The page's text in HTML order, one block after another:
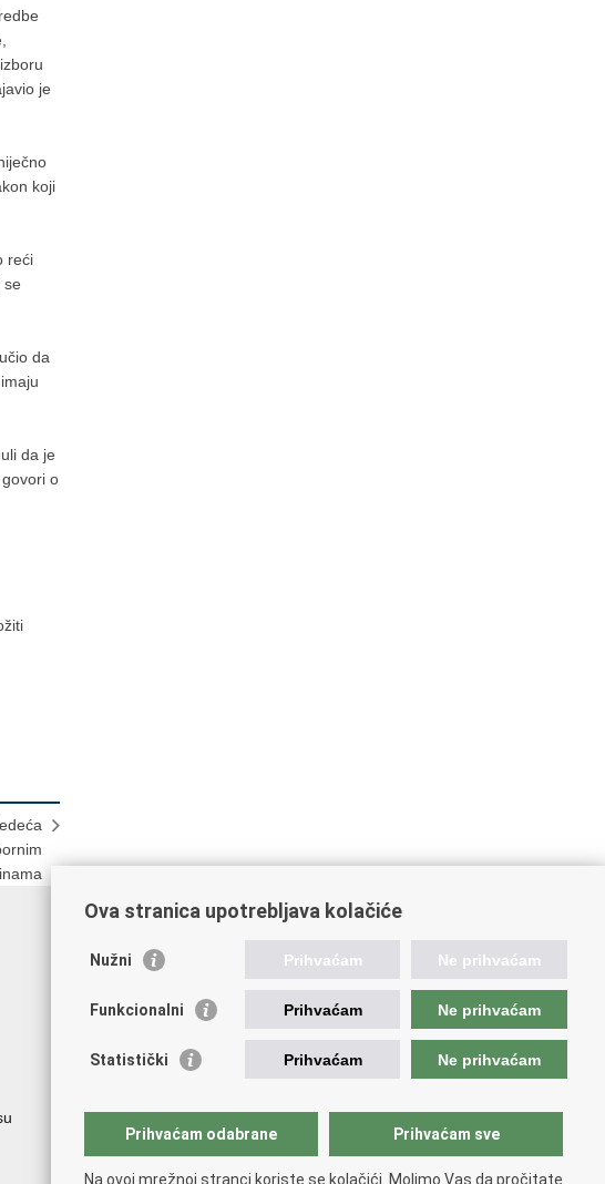
je
koji
reći
se
da
da je
o
Poveznice pravosudnog sustava
Portal sudova
Državno odvjetništvo
Ured za suzbijanje korupcije i organiziranog kriminaliteta
Državnoodvjetničko vijeće
Hrvatska odvjetnička komora
Hrvatska javnobilježnička komora
Ova stranica upotrebljava kolačiće
Nužni Prihvaćam Ne prihvaćam
Funkcionalni Prihvaćam Ne prihvaćam
Statistički Prihvaćam Ne prihvaćam
Prihvaćam odabrane Prihvaćam sve
Na ovoj mrežnoj stranci koriste se kolačići. Molimo Vas da pročitate